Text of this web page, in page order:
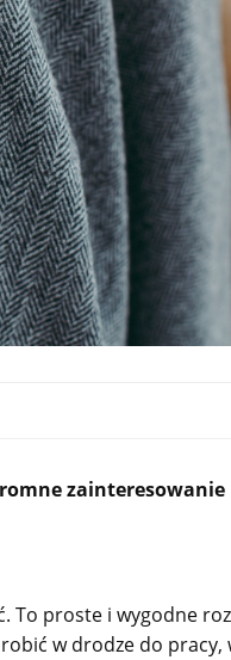
zainteresowanie
To proste i wygodne
w drodze do pracy,